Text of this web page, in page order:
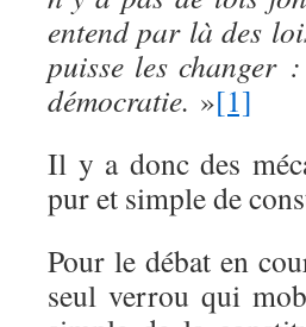
entend par là des
puisse les changer
démocratie. »[1]
Il y a donc des
pur et simple de
Pour le débat en
seul verrou qui